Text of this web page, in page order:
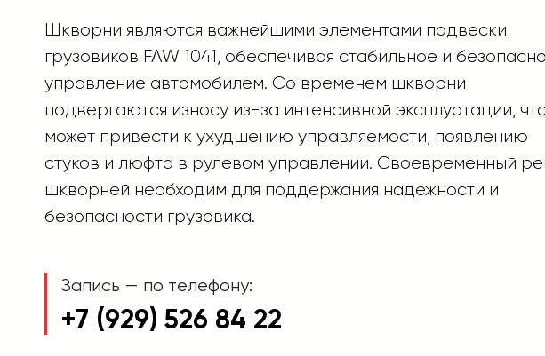
Шкворни являются важнейшими элементами подвески
грузовиков FAW 1041, обеспечивая стабильное и
управление автомобилем. Со временем шкворни
подвергаются износу из-за интенсивной эксплуатации,
может привести к ухудшению управляемости, появлению
стуков и люфта в рулевом управлении. Своевременный
шкворней необходим для поддержания надежности и
безопасности грузовика.
Запись — по телефону:
+7 (929) 526 84 22